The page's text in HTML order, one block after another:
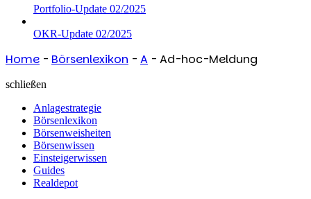
Portfolio-Update 02/2025
OKR-Update 02/2025
Home - Börsenlexikon - A - Ad-hoc-Meldung
schließen
Anlagestrategie
Börsenlexikon
Börsenweisheiten
Börsenwissen
Einsteigerwissen
Guides
Realdepot